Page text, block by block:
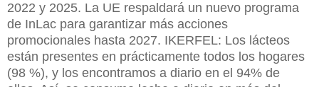
2022 y 2025. La UE respaldará un nuevo programa
de InLac para garantizar más acciones
promocionales hasta 2027. IKERFEL: Los lácteos
están presentes en prácticamente todos los hogares
(98 %), y los encontramos a diario en el 94% de